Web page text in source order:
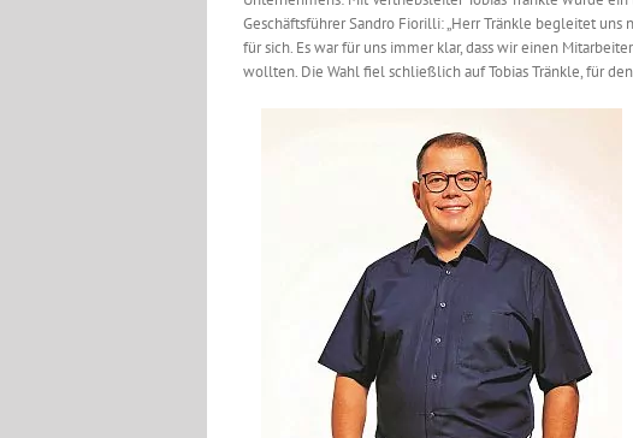
Geschäftsführer Sandro Fiorilli: „Herr Tränkle begleitet
für sich. Es war für uns immer klar, dass wir einen
wollten. Die Wahl fiel schließlich auf Tobias Tränkle, für